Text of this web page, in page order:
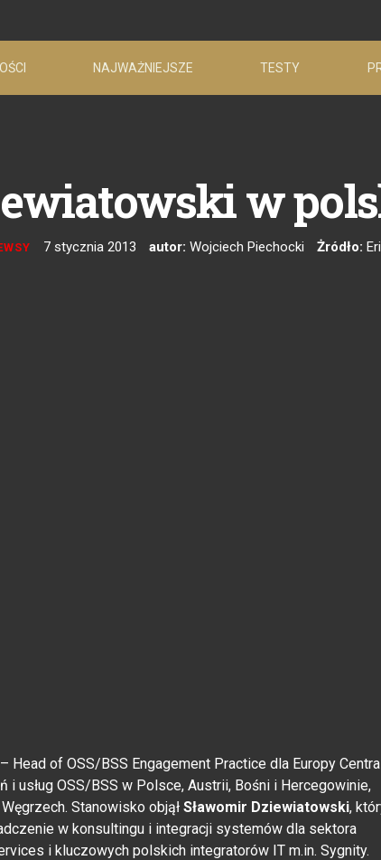
NAJWAŻNIEJSZE TESTY
w
7 stycznia 2013 autor: Wojciech Piechocki Żródło:
of OSS/BSS Engagement Practice dla Europy
usług OSS/BSS w Polsce, Austrii, Bośni i Hercegowinie,
Stanowisko objął Sławomir Dziewiatowski,
w konsultingu i integracji systemów dla sektora
i kluczowych polskich integratorów IT m.in. Sygnity.